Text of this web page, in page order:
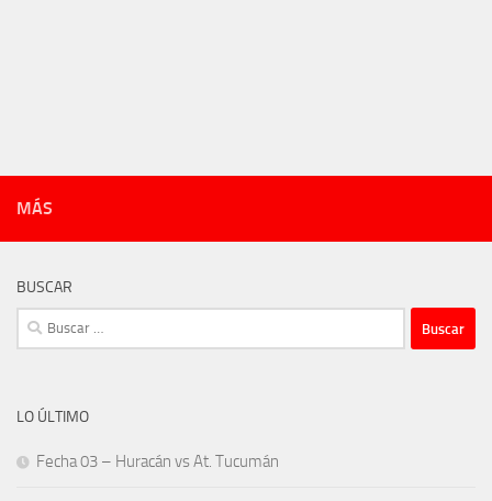
MÁS
BUSCAR
Buscar:
LO ÚLTIMO
Fecha 03 – Huracán vs At. Tucumán